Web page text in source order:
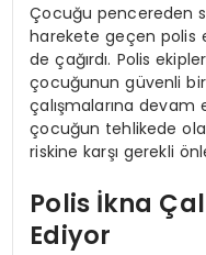
Çocuğu pencereden
harekete geçen polis
de çağırdı. Polis
çocuğunun güvenli bir
çalışmalarına
çocuğun tehlikede
riskine karşı gerekli
Polis İkna
Ediyor